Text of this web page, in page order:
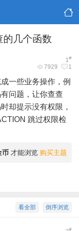
的几个函数
1#
7929 1
一些业务操作，例
问题，让你查查
却提示没有权限，
跳过权限检
购买主题
币 才能浏览
倒序浏览
看全部
#